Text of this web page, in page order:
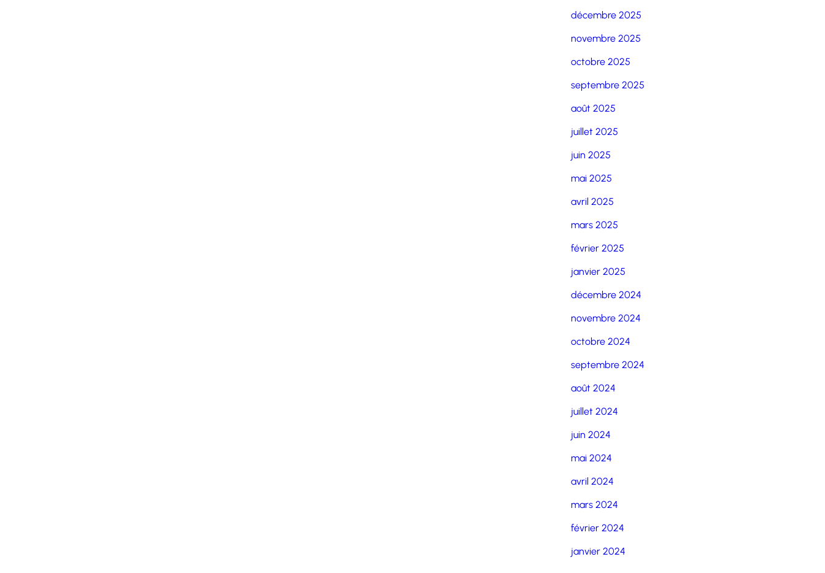
décembre 2025
novembre 2025
octobre 2025
septembre 2025
août 2025
juillet 2025
juin 2025
mai 2025
avril 2025
mars 2025
février 2025
janvier 2025
décembre 2024
novembre 2024
octobre 2024
septembre 2024
août 2024
juillet 2024
juin 2024
mai 2024
avril 2024
mars 2024
février 2024
janvier 2024